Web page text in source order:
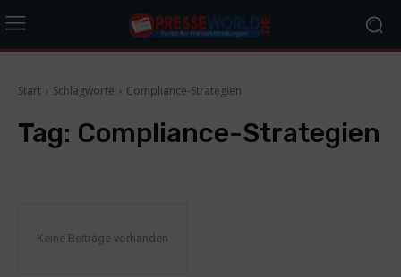
Start Schlagworte Compliance-Strategien
Tag: Compliance-Strategien
Keine Beiträge vorhanden